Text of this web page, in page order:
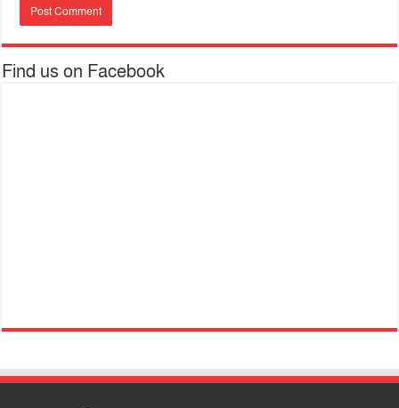
Find us on Facebook